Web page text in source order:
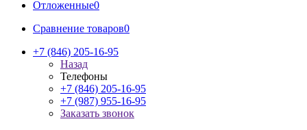
Отложенные0
Сравнение товаров0
+7 (846) 205-16-95
Назад
Телефоны
+7 (846) 205-16-95
+7 (987) 955-16-95
Заказать звонок